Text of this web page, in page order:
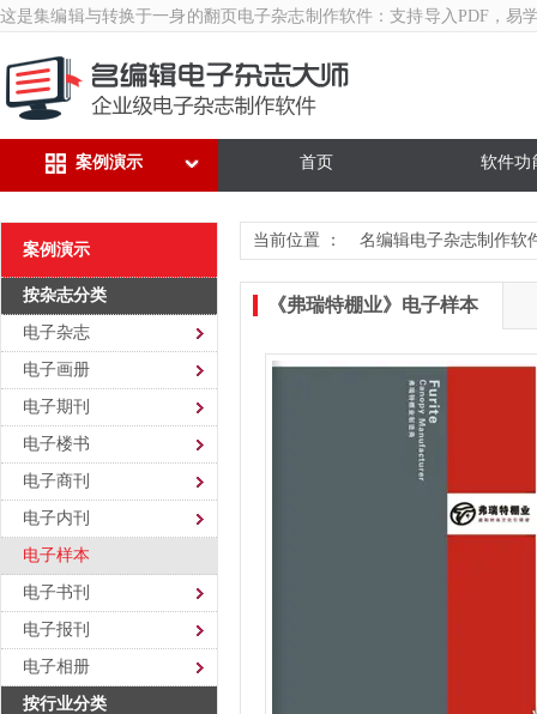
这是集编辑与转换于一身的翻页 电子杂志制作软件 ：支持导入PDF，易
首页
案例演示 软件功
案例演示
按杂志分类
电子杂志
电子画册
电子期刊
电子楼书
电子商刊
电子内刊
电子样本
电子书刊
电子报刊
电子相册
按行业分类
当前位置 ： 名编辑电子杂志制作软
《弗瑞特棚业》电子样本